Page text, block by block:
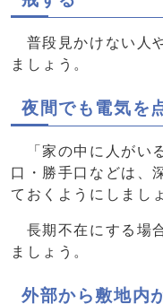
普段見かけない人
ましょう。
夜間でも電気を
「家の中に人がい
口・勝手口などは、
ておくようにしまし
長期不在にする場
ましょう。
外部から敷地内